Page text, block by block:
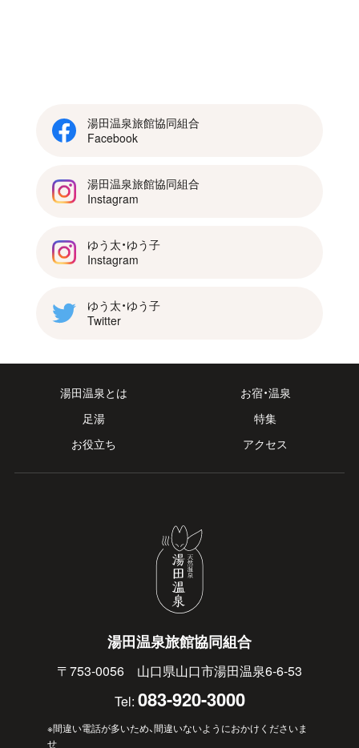
湯田温泉旅館協同組合
Facebook
湯田温泉旅館協同組合
Instagram
ゆう太・ゆう子
Instagram
ゆう太・ゆう子
Twitter
湯田温泉とは
お宿・温泉
足湯
特集
お役立ち
アクセス
湯田温泉旅館協同組合
〒753-0056 山口県山口市湯田温泉6-6-53
Tel: 083-920-3000
※間違い電話が多いため、間違いないようにおかけくださいま
せ